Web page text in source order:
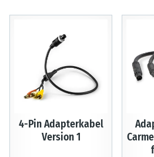
4-Pin Adapterkabel
Version 1